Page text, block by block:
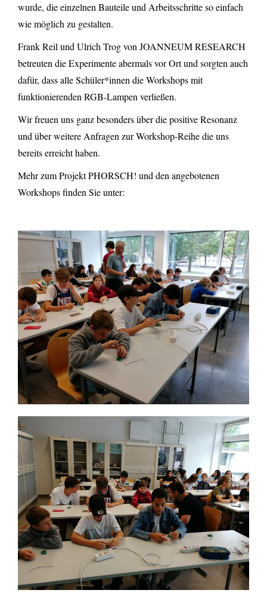
wurde, die einzelnen Bauteile und Arbeitsschritte so einfach
wie möglich zu gestalten.
Frank Reil und Ulrich Trog von JOANNEUM RESEARCH
betreuten die Experimente abermals vor Ort und sorgten auch
dafür, dass alle Schüler*innen die Workshops mit
funktionierenden RGB-Lampen verließen.
Wir freuen uns ganz besonders über die positive Resonanz
und über weitere Anfragen zur Workshop-Reihe die uns
bereits erreicht haben.
Mehr zum Projekt PHORSCH! und den angebotenen
Workshops finden Sie unter: